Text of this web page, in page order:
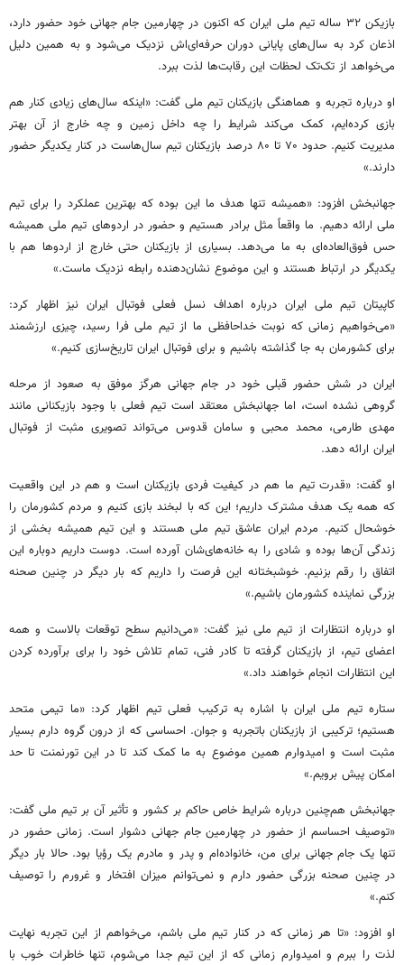
بازیکن ۳۲ ساله تیم ملی ایران که اکنون در چهارمین جام جهانی خود حضور دارد،
اذعان کرد به سال‌های پایانی دوران حرفه‌ای‌اش نزدیک می‌شود و به همین دلیل
می‌خواهد از تک‌تک لحظات این رقابت‌ها لذت ببرد.
او درباره تجربه و هماهنگی بازیکنان تیم ملی گفت: «اینکه سال‌های زیادی کنار هم
بازی کرده‌ایم، کمک می‌کند شرایط را چه داخل زمین و چه خارج از آن بهتر
مدیریت کنیم. حدود ۷۰ تا ۸۰ درصد بازیکنان تیم سال‌هاست در کنار یکدیگر حضور
دارند.»
جهانبخش افزود: «همیشه تنها هدف ما این بوده که بهترین عملکرد را برای تیم
ملی ارائه دهیم. ما واقعاً مثل برادر هستیم و حضور در اردوهای تیم ملی همیشه
حس فوق‌العاده‌ای به ما می‌دهد. بسیاری از بازیکنان حتی خارج از اردوها هم با
یکدیگر در ارتباط هستند و این موضوع نشان‌دهنده رابطه نزدیک ماست.»
کاپیتان تیم ملی ایران درباره اهداف نسل فعلی فوتبال ایران نیز اظهار کرد:
«می‌خواهیم زمانی که نوبت خداحافظی ما از تیم ملی فرا رسید، چیزی ارزشمند
برای کشورمان به جا گذاشته باشیم و برای فوتبال ایران تاریخ‌سازی کنیم.»
ایران در شش حضور قبلی خود در جام جهانی هرگز موفق به صعود از مرحله
گروهی نشده است، اما جهانبخش معتقد است تیم فعلی با وجود بازیکنانی مانند
مهدی طارمی، محمد محبی و سامان قدوس می‌تواند تصویری مثبت از فوتبال
ایران ارائه دهد.
او گفت: «قدرت تیم ما هم در کیفیت فردی بازیکنان است و هم در این واقعیت
که همه یک هدف مشترک داریم؛ این که با لبخند بازی کنیم و مردم کشورمان را
خوشحال کنیم. مردم ایران عاشق تیم ملی هستند و این تیم همیشه بخشی از
زندگی آن‌ها بوده و شادی را به خانه‌های‌شان آورده است. دوست داریم دوباره این
اتفاق را رقم بزنیم. خوشبختانه این فرصت را داریم که بار دیگر در چنین صحنه
بزرگی نماینده کشورمان باشیم.»
او درباره انتظارات از تیم ملی نیز گفت: «می‌دانیم سطح توقعات بالاست و همه
اعضای تیم، از بازیکنان گرفته تا کادر فنی، تمام تلاش خود را برای برآورده کردن
این انتظارات انجام خواهند داد.»
ستاره تیم ملی ایران با اشاره به ترکیب فعلی تیم اظهار کرد: «ما تیمی متحد
هستیم؛ ترکیبی از بازیکنان باتجربه و جوان. احساسی که از درون گروه دارم بسیار
مثبت است و امیدوارم همین موضوع به ما کمک کند تا در این تورنمنت تا حد
امکان پیش برویم.»
جهانبخش هم‌چنین درباره شرایط خاص حاکم بر کشور و تأثیر آن بر تیم ملی گفت:
«توصیف احساسم از حضور در چهارمین جام جهانی دشوار است. زمانی حضور در
تنها یک جام جهانی برای من، خانواده‌ام و پدر و مادرم یک رؤیا بود. حالا بار دیگر
در چنین صحنه بزرگی حضور دارم و نمی‌توانم میزان افتخار و غرورم را توصیف
کنم.»
او افزود: «تا هر زمانی که در کنار تیم ملی باشم، می‌خواهم از این تجربه نهایت
لذت را ببرم و امیدوارم زمانی که از این تیم جدا می‌شوم، تنها خاطرات خوب با